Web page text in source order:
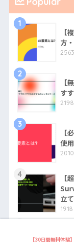
1
【
方
2
【
す
3
【
使
4
【
立
【
は?
【30日間無料体